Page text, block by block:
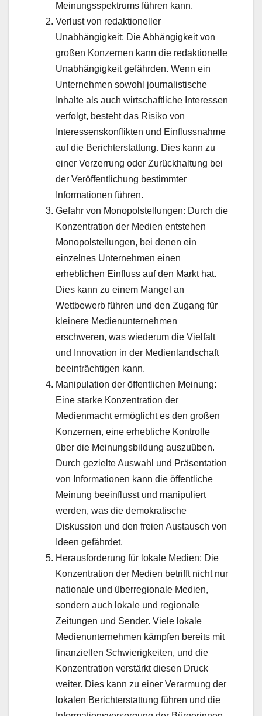
Meinungsspektrums führen kann.
Verlust von redaktioneller
Unabhängigkeit: Die Abhängigkeit von
großen Konzernen kann die redaktionelle
Unabhängigkeit gefährden. Wenn ein
Unternehmen sowohl journalistische
Inhalte als auch wirtschaftliche Interessen
verfolgt, besteht das Risiko von
Interessenskonflikten und Einflussnahme
auf die Berichterstattung. Dies kann zu
einer Verzerrung oder Zurückhaltung bei
der Veröffentlichung bestimmter
Informationen führen.
Gefahr von Monopolstellungen: Durch die
Konzentration der Medien entstehen
Monopolstellungen, bei denen ein
einzelnes Unternehmen einen
erheblichen Einfluss auf den Markt hat.
Dies kann zu einem Mangel an
Wettbewerb führen und den Zugang für
kleinere Medienunternehmen
erschweren, was wiederum die Vielfalt
und Innovation in der Medienlandschaft
beeinträchtigen kann.
Manipulation der öffentlichen Meinung:
Eine starke Konzentration der
Medienmacht ermöglicht es den großen
Konzernen, eine erhebliche Kontrolle
über die Meinungsbildung auszuüben.
Durch gezielte Auswahl und Präsentation
von Informationen kann die öffentliche
Meinung beeinflusst und manipuliert
werden, was die demokratische
Diskussion und den freien Austausch von
Ideen gefährdet.
Herausforderung für lokale Medien: Die
Konzentration der Medien betrifft nicht nur
nationale und überregionale Medien,
sondern auch lokale und regionale
Zeitungen und Sender. Viele lokale
Medienunternehmen kämpfen bereits mit
finanziellen Schwierigkeiten, und die
Konzentration verstärkt diesen Druck
weiter. Dies kann zu einer Verarmung der
lokalen Berichterstattung führen und die